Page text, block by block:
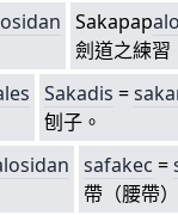
Sakapap
劍道之練習
Sakadis =
刨子。
safakec =
帶（腰帶